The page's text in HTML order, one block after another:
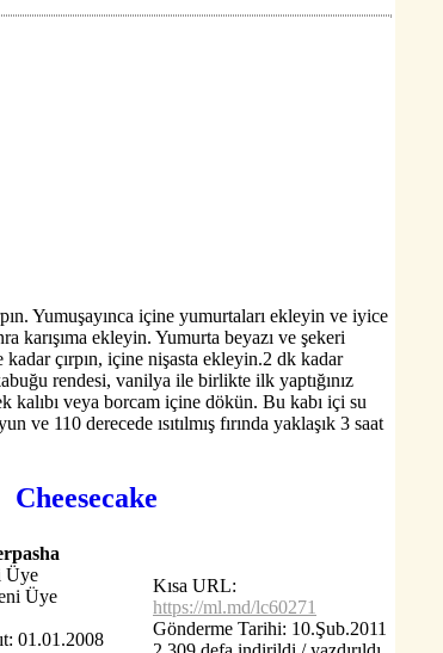
Yumuşayınca içine yumurtaları ekleyin ve iyice
karışıma ekleyin. Yumurta beyazı ve şekeri
çırpın, içine nişasta ekleyin.2 dk kadar
rendesi, vanilya ile birlikte ilk yaptığınız
kalıbı veya borcam içine dökün. Bu kabı içi su
ve 110 derecede ısıtılmış fırında yaklaşık 3 saat
Cheesecake
Üye
01.01.2008
Kısa URL:
https://ml.md/lc60271
Gönderme Tarihi: 10.Şub.2011